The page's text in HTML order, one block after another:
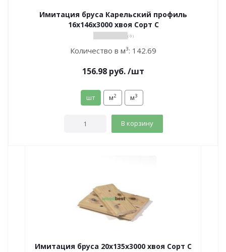
Имитация бруса Карельский профиль
16х146х3000 хвоя Сорт С
( 0 )
Количество в м³: 142.69
156.98 руб./шт
шт м2 м3
В корзину
Имитация бруса 20х135х3000 хвоя Сорт С